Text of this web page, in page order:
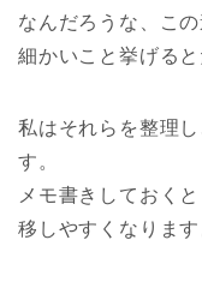
なんだろうな、この
細かいこと挙げる
私はそれらを整理
す。
メモ書きしておく
移しやすくなります